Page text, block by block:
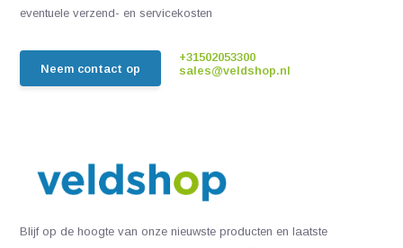
eventuele verzend- en servicekosten
Neem contact op
+31502053300
sales@veldshop.nl
Blijf op de hoogte van onze nieuwste producten en laatste